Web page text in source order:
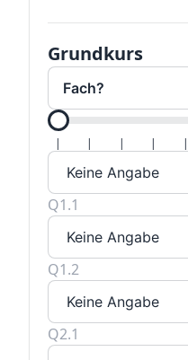
Grundkurs
| | | | |
Q1.1
Q1.2
Q2.1